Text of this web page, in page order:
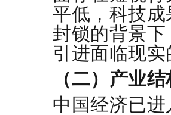
平低，科技
封锁的背景
引进面临现
（二）产业
中国经济已